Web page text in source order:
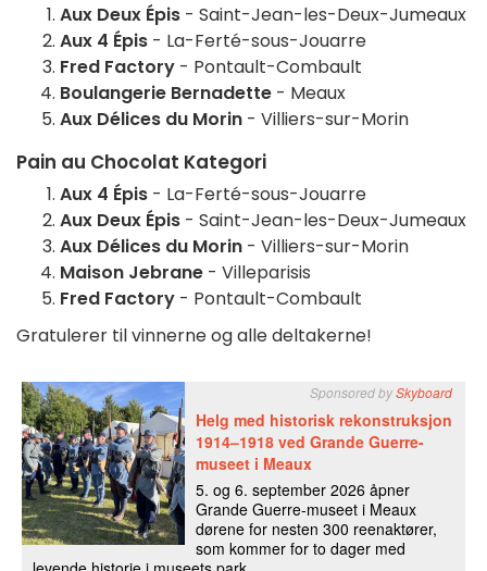
Aux Deux Épis - Saint-Jean-les-Deux-Jumeaux
Aux 4 Épis - La-Ferté-sous-Jouarre
Fred Factory - Pontault-Combault
Boulangerie Bernadette - Meaux
Aux Délices du Morin - Villiers-sur-Morin
Pain au Chocolat Kategori
Aux 4 Épis - La-Ferté-sous-Jouarre
Aux Deux Épis - Saint-Jean-les-Deux-Jumeaux
Aux Délices du Morin - Villiers-sur-Morin
Maison Jebrane - Villeparisis
Fred Factory - Pontault-Combault
Gratulerer til vinnerne og alle deltakerne!